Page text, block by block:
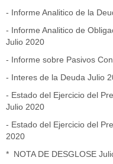
- Informe Analitico de la
- Informe Analitico de
Julio 2020
- Informe sobre Pasivos
- Interes de la Deuda Julio
- Estado del Ejercicio del
Julio 2020
- Estado del Ejercicio del
2020
* NOTA DE DESGLOSE